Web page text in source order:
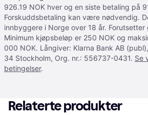
926.19 NOK hver og en siste betaling på
Forskuddsbetaling kan være nødvendig.
innbyggere i Norge over 18 år. Forutsetter
Minimum kjøpsbeløp er 250 NOK og
000 NOK. Långiver: Klarna Bank AB
34 Stockholm, Org. nr.: 556737-0431. Se
betingelser.
Relaterte produkter